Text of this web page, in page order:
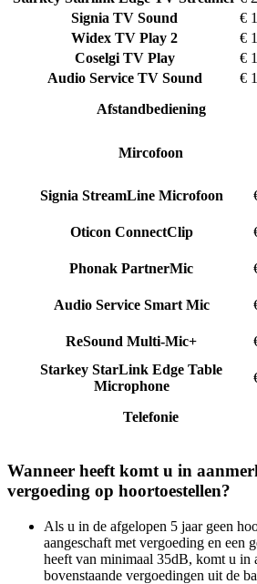
Signia TV Sound €
Widex TV Play 2 €
Coselgi TV Play €
Audio Service TV Sound €
Afstandbediening
Mircofoon
Signia StreamLine Microfoon
Oticon ConnectClip
Phonak PartnerMic
Audio Service Smart Mic
ReSound Multi-Mic+
Starkey StarLink Edge Table
Microphone
Telefonie
Wanneer heeft komt u in
vergoeding op hoortoestellen?
Als u in de afgelopen 5 jaar geen
aangeschaft met vergoeding en een
heeft van minimaal 35dB, komt u in
bovenstaande vergoedingen uit de